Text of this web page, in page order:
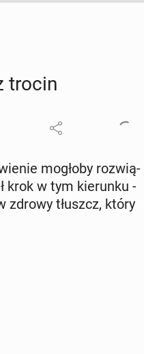
trocin
mogłoby roz­wią­
krok w tym kie­run­ku -
zdrowy tłuszcz, który